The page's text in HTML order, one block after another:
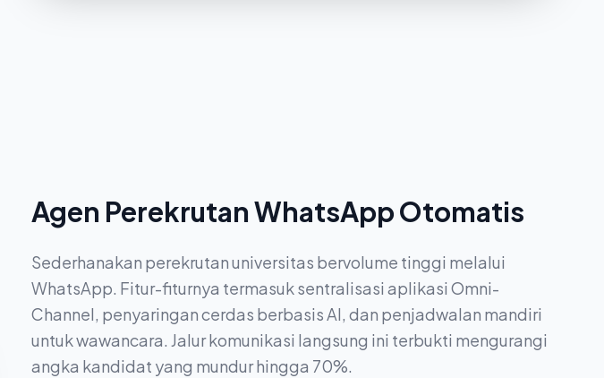
Agen Perekrutan WhatsApp Otomatis
Sederhanakan perekrutan universitas bervolume tinggi melalui
WhatsApp. Fitur-fiturnya termasuk sentralisasi aplikasi Omni-
Channel, penyaringan cerdas berbasis AI, dan penjadwalan mandiri
untuk wawancara. Jalur komunikasi langsung ini terbukti mengurangi
angka kandidat yang mundur hingga 70%.